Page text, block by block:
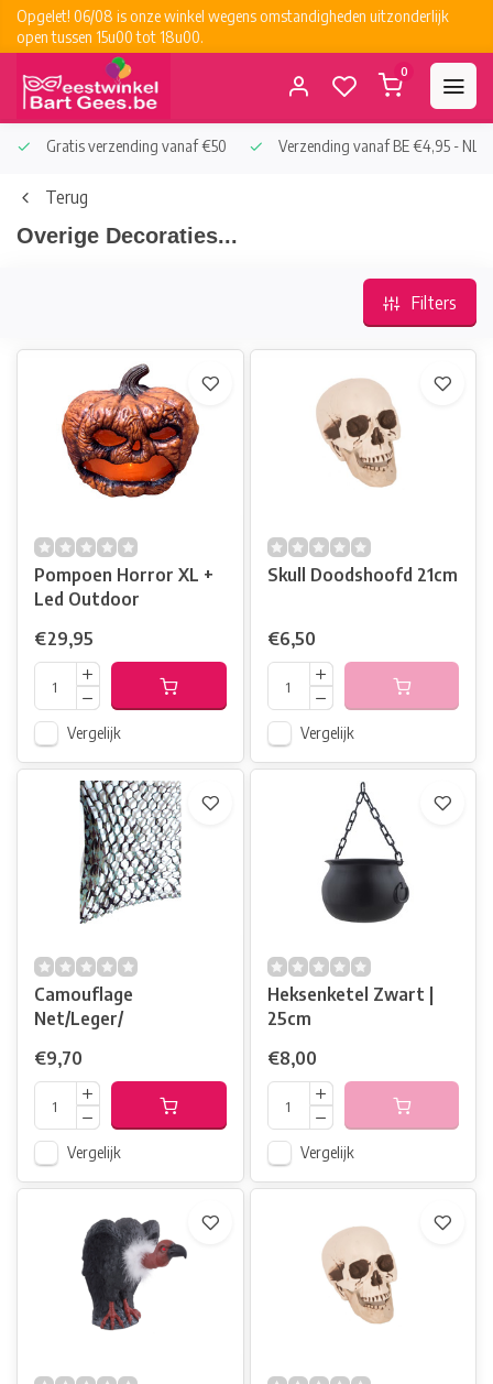
Opgelet! 06/08 is onze winkel wegens omstandigheden uitzonderlijk
open tussen 15u00 tot 18u00.
0
Gratis verzending vanaf €50 Verzending vanaf BE €4,95 - NL
Terug
Overige Decoraties...
Filters
Pompoen Horror XL +
Led Outdoor
€29,95
Vergelijk
Skull Doodshoofd 21cm
€6,50
Vergelijk
Camouflage
Net/Leger/
€9,70
Vergelijk
Heksenketel Zwart |
25cm
€8,00
Vergelijk